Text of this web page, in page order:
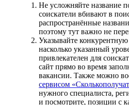
Не усложняйте название
соискатели вбивают в
распространённые
поэтому тут важно не
Указывайте конкурентную
насколько указанный
привлекателен для
сайт прямо во время
вакансии. Также можно
сервисом
нужного специалиста,
и посмотрите, позиции с